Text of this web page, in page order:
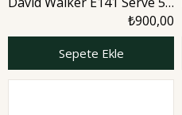
ml Erkek Parfüm | Aromatic
₺900,00
Sepete Ekle